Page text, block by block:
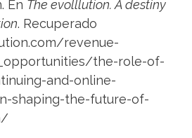
En The evolllution. A destiny
. Recuperado
revenue-
the-role-of-
and-online-
shaping-the-future-of-